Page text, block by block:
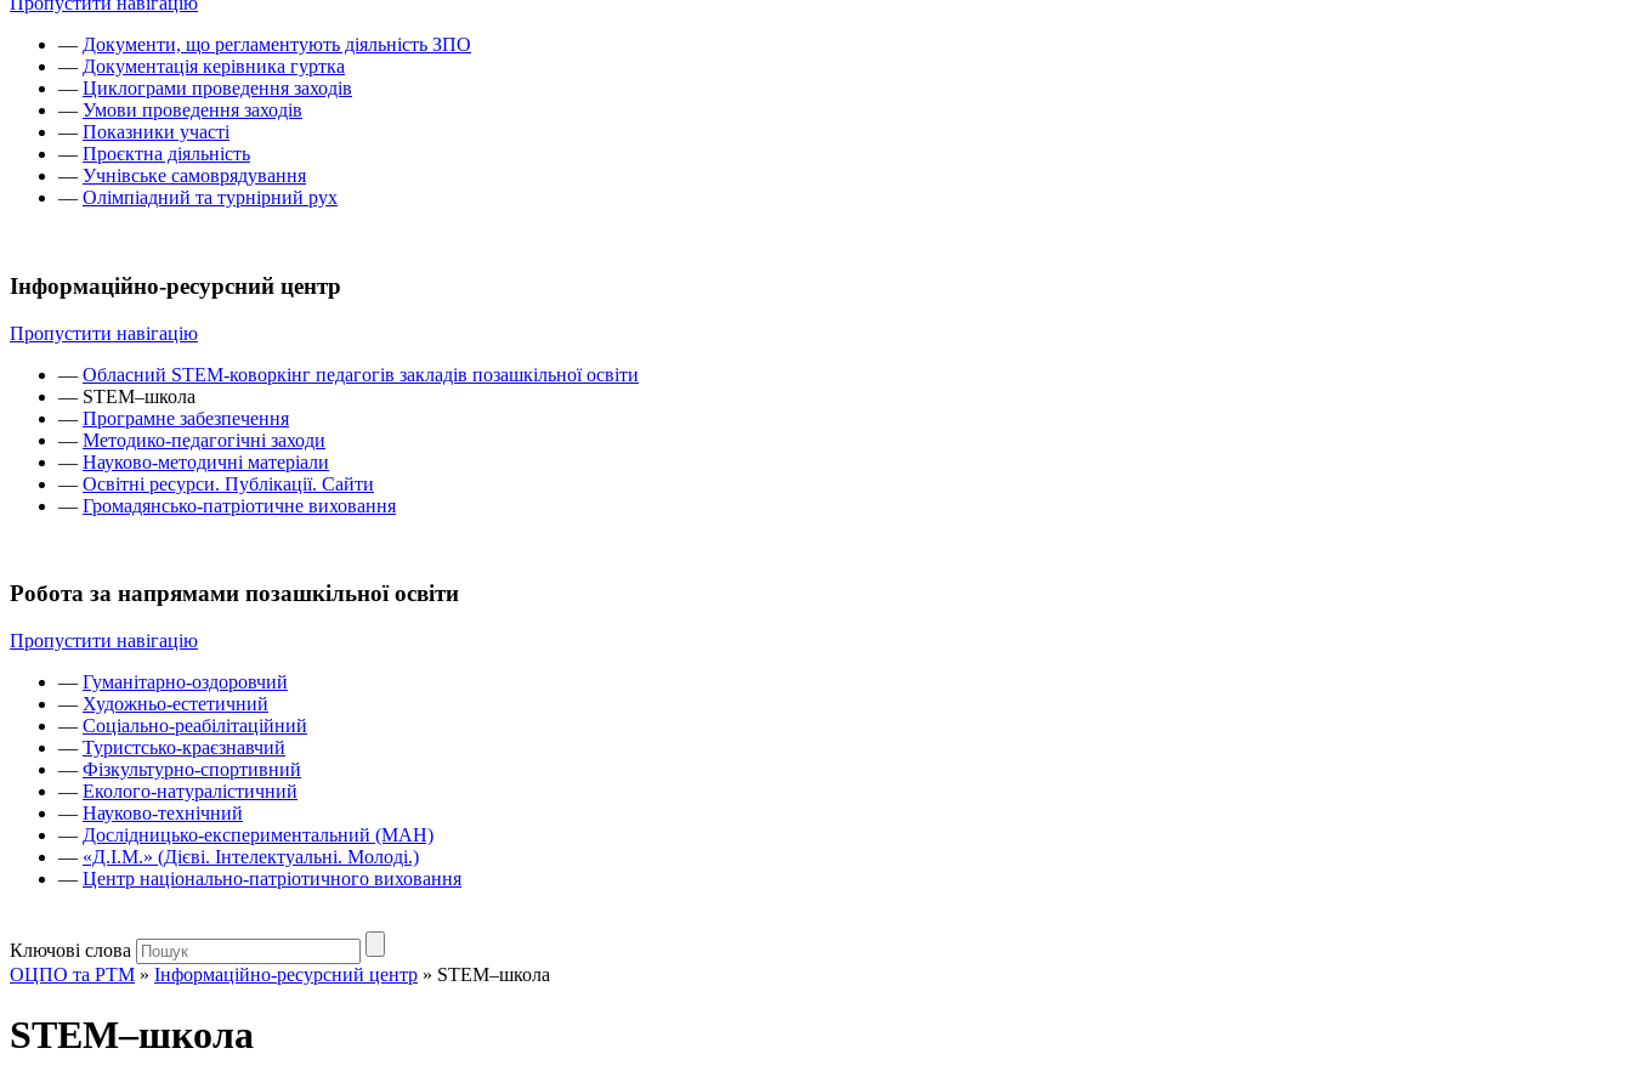
— Документи, що регламентують діяльність ЗПО
— Документація керівника гуртка
— Циклограми проведення заходів
— Умови проведення заходів
— Показники участі
— Проєктна діяльність
— Учнівське самоврядування
— Олімпіадний та турнірний рух
Інформаційно-ресурсний центр
Пропустити навігацію
— Обласний STEM-коворкінг педагогів закладів позашкільної освіти
— STEM–школа
— Програмне забезпечення
— Методико-педагогічні заходи
— Науково-методичні матеріали
— Освітні ресурси. Публікації. Сайти
— Громадянсько-патріотичне виховання
Робота за напрямами позашкільної освіти
Пропустити навігацію
— Гуманітарно-оздоровчий
— Художньо-естетичний
— Соціально-реабілітаційний
— Туристсько-краєзнавчий
— Фізкультурно-спортивний
— Еколого-натуралістичний
— Науково-технічний
— Дослідницько-експериментальний (МАН)
— «Д.І.М.» (Дієві. Інтелектуальні. Молоді.)
— Центр національно-патріотичного виховання
Ключові слова
ОЦПО та РТМ » Інформаційно-ресурсний центр » STEM–школа
STEM–школа